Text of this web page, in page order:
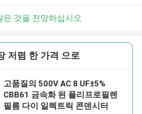
은 것을 전망하십시오
저렴 한 가격 으로
고품질의 500V AC 8 UF±5%
CBB61 금속화 된 폴리프로필렌
필름 다이 일렉트릭 콘덴시터